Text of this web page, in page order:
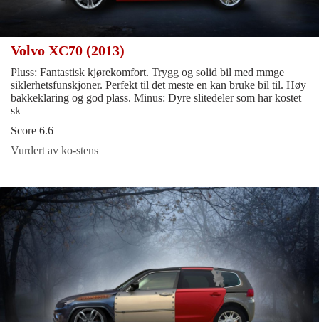
Volvo XC70 (2013)
Pluss: Fantastisk kjørekomfort. Trygg og solid bil med mmge
siklerhetsfunskjoner. Perfekt til det meste en kan bruke bil til. Høy
bakkeklaring og god plass. Minus: Dyre slitedeler som har kostet
sk
Score 6.6
Vurdert av ko-stens